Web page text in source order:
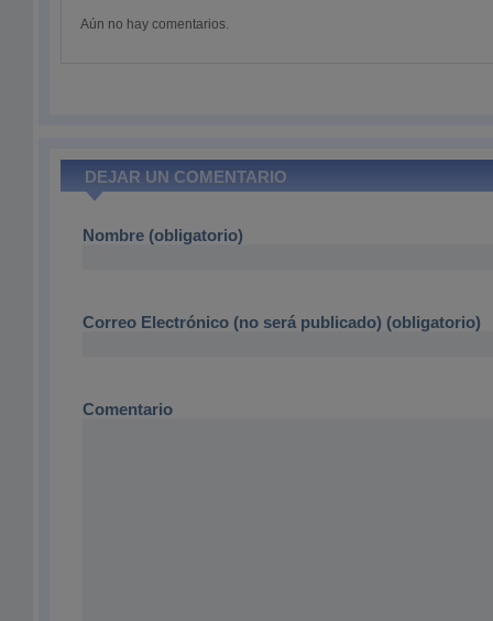
Aún no hay comentarios.
DEJAR UN COMENTARIO
Nombre (obligatorio)
Correo Electrónico (no será publicado) (obligatorio)
Comentario